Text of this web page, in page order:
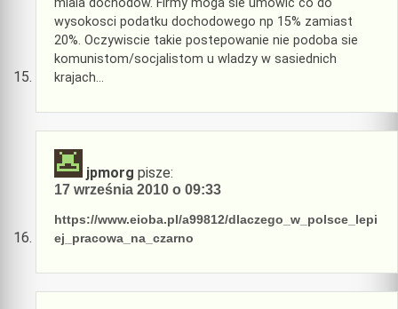
miala dochodow. Firmy moga sie umowic co do
wysokosci podatku dochodowego np 15% zamiast
20%. Oczywiscie takie postepowanie nie podoba sie
komunistom/socjalistom u wladzy w sasiednich
krajach…
jpmorg pisze:
17 września 2010 o 09:33
https://www.eioba.pl/a99812/dlaczego_w_polsce_lepi
ej_pracowa_na_czarno